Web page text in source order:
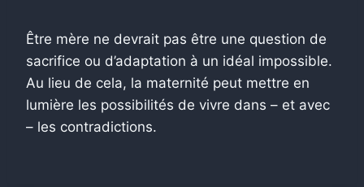
Être mère ne devrait pas être une question de
sacrifice ou d’adaptation à un idéal impossible.
Au lieu de cela, la maternité peut mettre en
lumière les possibilités de vivre dans – et avec
– les contradictions.